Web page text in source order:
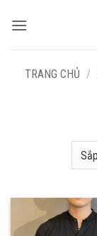
qua
TRANG CHỦ /